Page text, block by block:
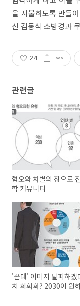
을 지불하도록 만들
신 김동식 소방경과
24
관련글
혐오와 차별의 장으로
학 커뮤니티
'꼰대' 이미지 탈피하겠
치 희화화? 2030이 원